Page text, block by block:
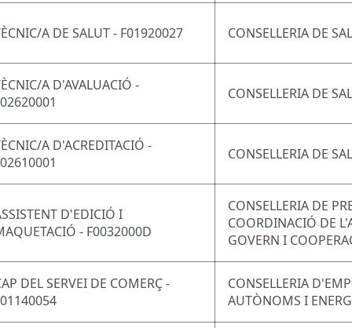
A DE SALUT - F01920027 CONSELLERIA DE
A D'AVALUACIÓ -
CONSELLERIA DE
A D'ACREDITACIÓ -
CONSELLERIA DE
D'EDICIÓ I
- F0032000D
CONSELLERIA DE
COORDINACIÓ DE
GOVERN I
DEL SERVEI DE COMERÇ -
CONSELLERIA
AUTÒNOMS I